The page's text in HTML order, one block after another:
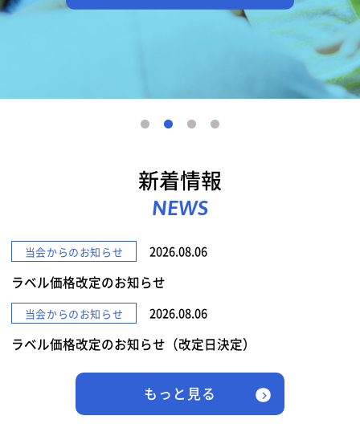
新着情報
NEWS
当会からのお知らせ 2026.08.06
ラベル価格改定のお知らせ
当会からのお知らせ 2026.08.06
ラベル価格改定のお知らせ（改定日決定）
もっと見る